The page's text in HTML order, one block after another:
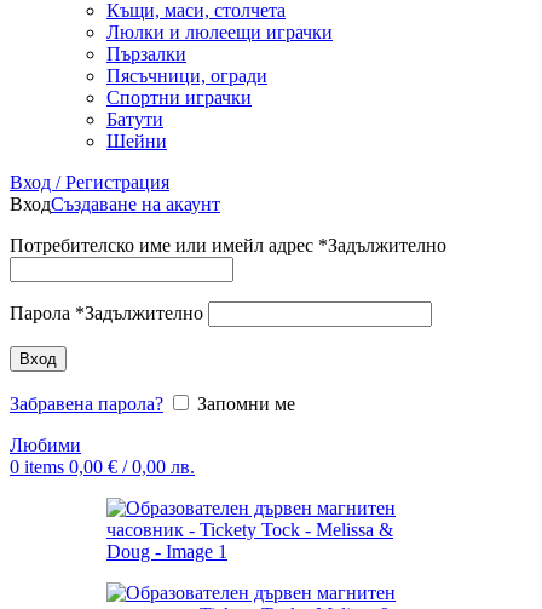
Къщи, маси, столчета
Люлки и люлеещи играчки
Пързалки
Пясъчници, огради
Спортни играчки
Батути
Шейни
Вход / Регистрация
ВходСъздаване на акаунт
Потребителско име или имейл адрес *Задължително
Парола *Задължително
Вход
Забравена парола?
Запомни ме
Любими
0 items 0,00 € / 0,00 лв.